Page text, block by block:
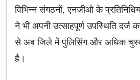
विभिन्न संगठनों, एनजीओ के
ने भी अपनी उत्साहपूर्ण उपस्थिति
से अब जिले में पुलिसिंग और अधिक
है।